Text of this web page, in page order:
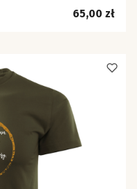
Cena
65,00 zł